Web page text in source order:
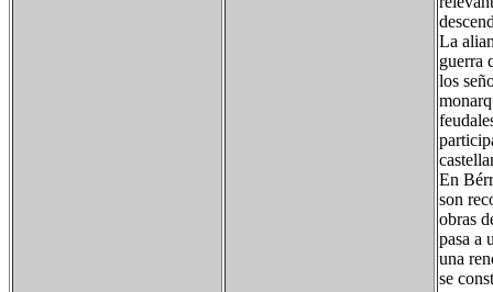
La
guerra
los
En
son
obras
pasa a
una
se